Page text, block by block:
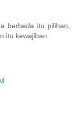
berbeda itu pilihan,
itu kewajiban..